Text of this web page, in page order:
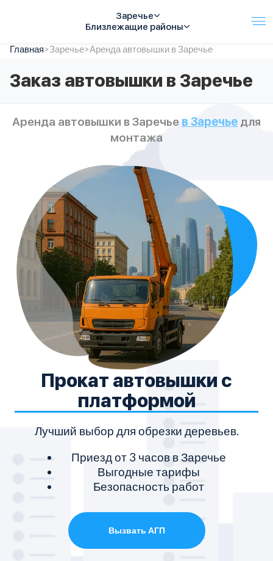
Заречье
Близлежащие районы
Услуги
Автопарк
Тарифы
О компании
Отзывы
Главная>Заречье>Аренда автовышки в Заречье
Заказ автовышки в Заречье
Аренда автовышки в Заречье в Заречье для
монтажа
Прокат автовышки с
платформой
Лучший выбор для обрезки деревьев.
Приезд от 3 часов в Заречье
Выгодные тарифы
Безопасность работ
Вызвать АГП